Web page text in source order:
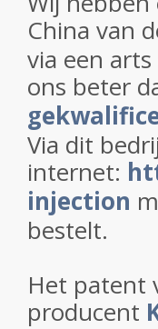
China van
via een
ons beter
Via dit
internet:
injection
bestelt.
Het patent
producent